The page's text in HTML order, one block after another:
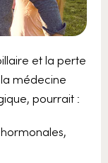
et la perte
médecine
pourrait :